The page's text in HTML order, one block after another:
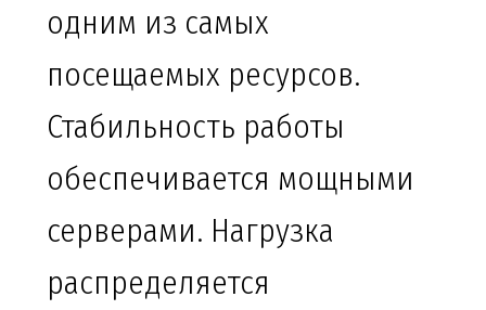
одним из самых
посещаемых ресурсов.
Стабильность работы
обеспечивается мощными
серверами. Нагрузка
распределяется